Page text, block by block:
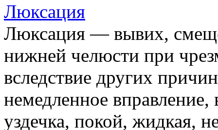
Люксация
Люксация — вывих,
нижней челюсти при
вследствие других
немедленное
уздечка, покой, жидкая,